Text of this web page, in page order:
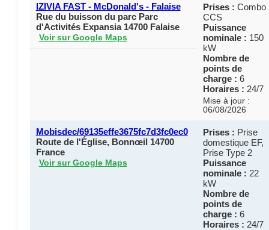
IZIVIA FAST - McDonald's - Falaise
Rue du buisson du parc Parc
d'Activités Expansia 14700 Falaise
Voir sur Google Maps
Prises : Combo
CCS
Puissance
nominale : 150
kW
Nombre de
points de
charge : 6
Horaires : 24/7
Mise à jour :
06/08/2026
Mobisdec/69135effe3675fc7d3fc0ec0
Route de l'Église, Bonnœil 14700
France
Voir sur Google Maps
Prises : Prise
domestique EF,
Prise Type 2
Puissance
nominale : 22
kW
Nombre de
points de
charge : 6
Horaires : 24/7